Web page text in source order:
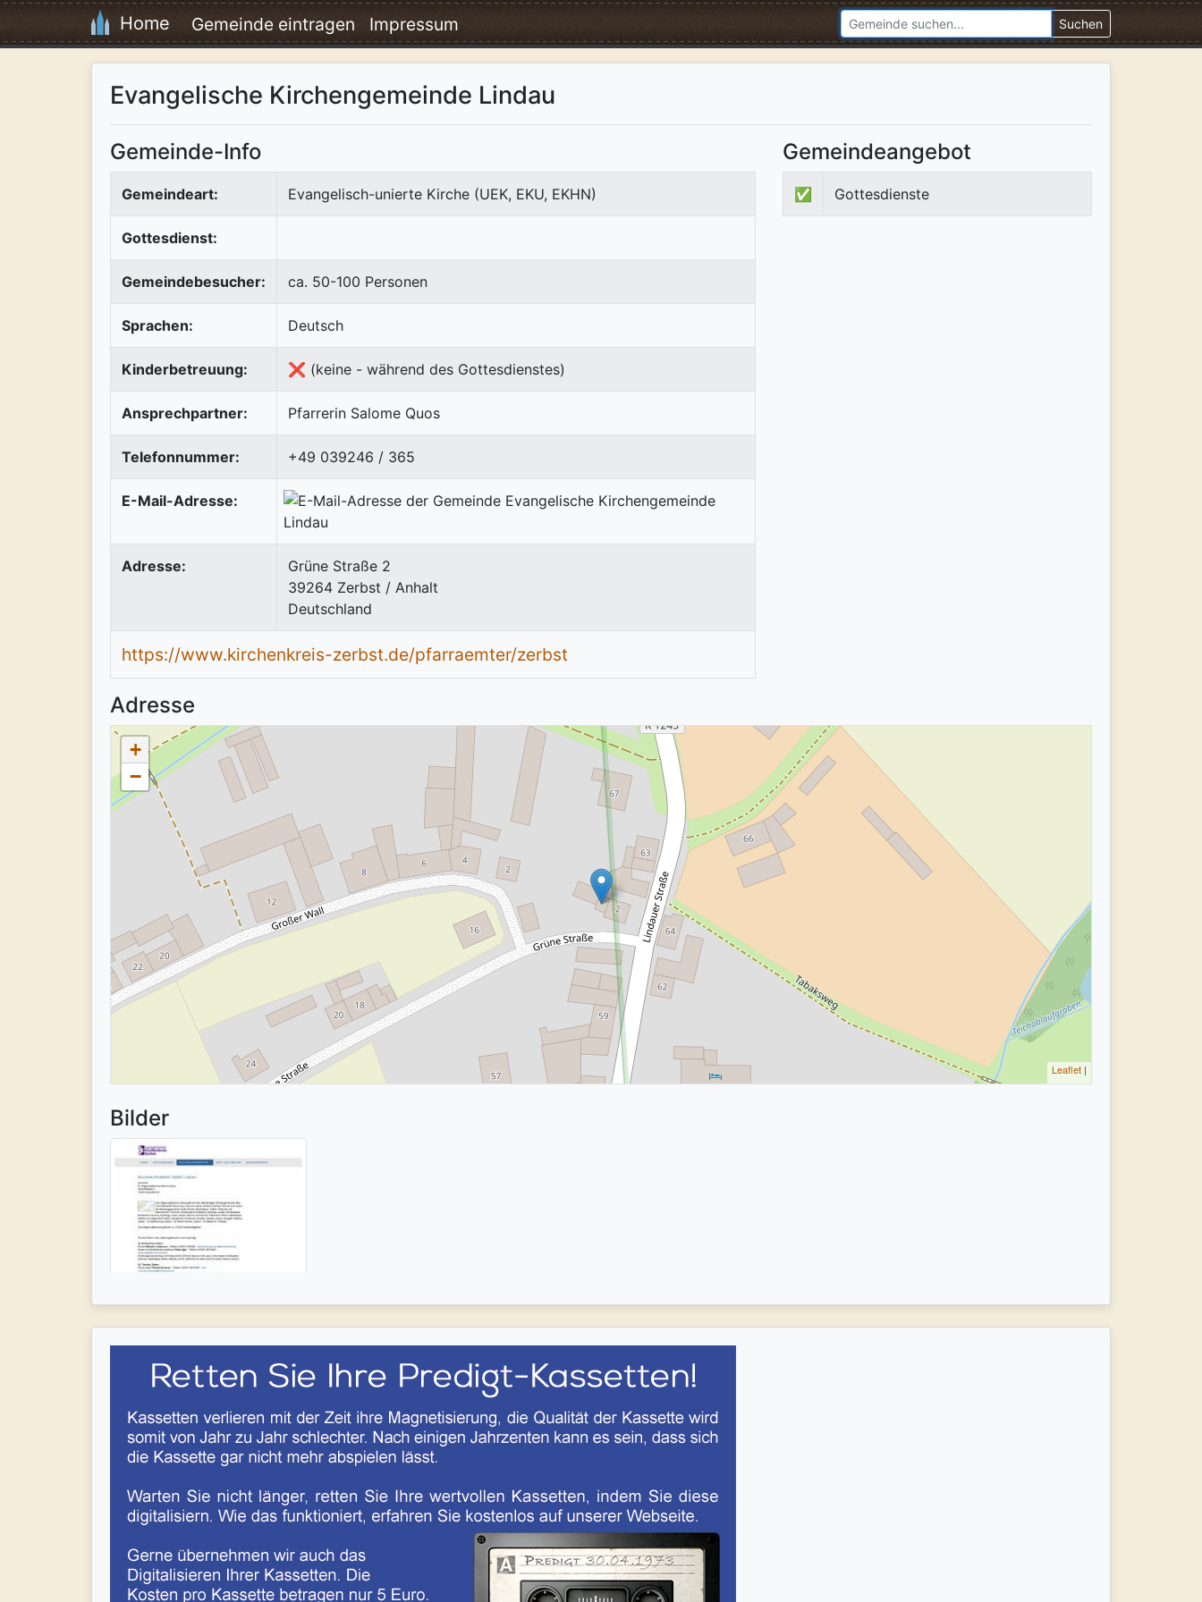
Home Gemeinde eintragen Impressum Suchen
Evangelische Kirchengemeinde Lindau
Gemeinde-Info
Gemeindeart: Evangelisch-unierte Kirche (UEK, EKU, EKHN)
Gottesdienst:
Gemeindebesucher: ca. 50-100 Personen
Sprachen: Deutsch
Kinderbetreuung: ❌ (keine - während des Gottesdienstes)
Ansprechpartner: Pfarrerin Salome Quos
Telefonnummer: +49 039246 / 365
E-Mail-Adresse:
Adresse:
Grüne Straße 2
39264 Zerbst / Anhalt
Deutschland
https://www.kirchenkreis-zerbst.de/pfarraemter/zerbst
Gemeindeangebot
✅ Gottesdienste
Adresse
+
−
Leaflet |
Bilder